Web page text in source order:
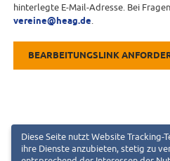
hinterlegte E-Mail-Adresse. Bei
vereine@heag.de
BEARBEITUNGSLINK
Diese Seite nutzt Website Tracking-
ihre Dienste anzubieten, stetig zu